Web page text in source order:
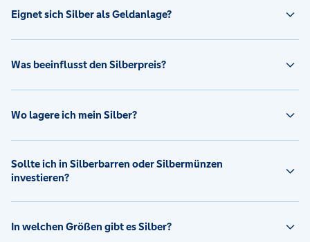
Eignet sich Silber als Geldanlage?
Was beeinflusst den Silberpreis?
Wo lagere ich mein Silber?
Sollte ich in Silberbarren oder Silbermünzen
investieren?
In welchen Größen gibt es Silber?